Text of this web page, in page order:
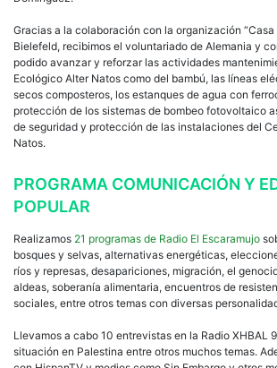
Gracias a la colaboración con la organización “Casa
Bielefeld, recibimos el voluntariado de Alemania y
podido avanzar y reforzar las actividades
Ecológico Alter Natos como del bambú, las líneas
secos composteros, los estanques de agua con
protección de los sistemas de bombeo fotovoltaico
de seguridad y protección de las instalaciones del
Natos.
PROGRAMA COMUNICACIÓN Y
POPULAR
Realizamos 21 programas de Radio El Escaramujo
bosques y selvas, alternativas energéticas,
ríos y represas, desapariciones, migración, el
aldeas, soberanía alimentaria, encuentros de
sociales, entre otros temas con diversas
Llevamos a cabo 10 entrevistas en la Radio XHBAL
situación en Palestina entre otros muchos temas.